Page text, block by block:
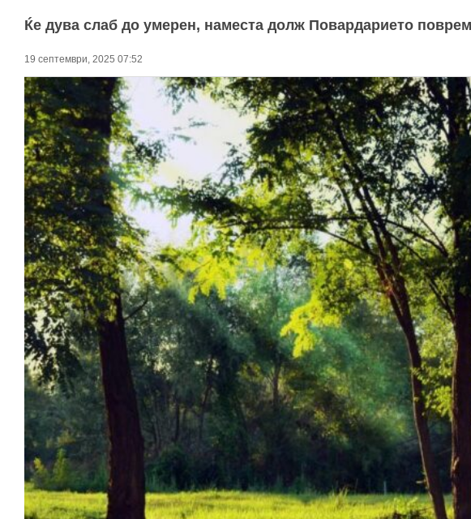
Ќе дува слаб до умерен, наместа долж Повардарието
19 септември, 2025 07:52